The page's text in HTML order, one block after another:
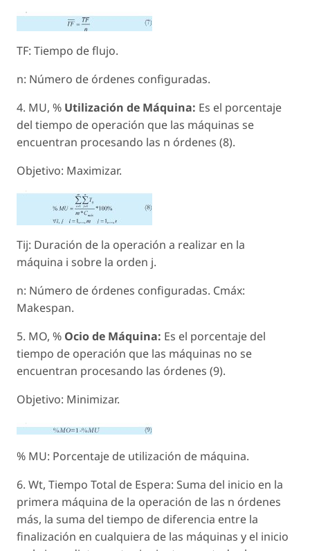
TF: Tiempo de flujo.
n: Número de órdenes configuradas.
4. MU, % Utilización de Máquina: Es el porcentaje
del tiempo de operación que las máquinas se
encuentran procesando las n órdenes (8).
Objetivo: Maximizar.
Tij: Duración de la operación a realizar en la
máquina i sobre la orden j.
n: Número de órdenes configuradas. Cmáx:
Makespan.
5. MO, % Ocio de Máquina: Es el porcentaje del
tiempo de operación que las máquinas no se
encuentran procesando las órdenes (9).
Objetivo: Minimizar.
% MU: Porcentaje de utilización de máquina.
6. Wt, Tiempo Total de Espera: Suma del inicio en la
primera máquina de la operación de las n órdenes
más, la suma del tiempo de diferencia entre la
finalización en cualquiera de las máquinas y el inicio